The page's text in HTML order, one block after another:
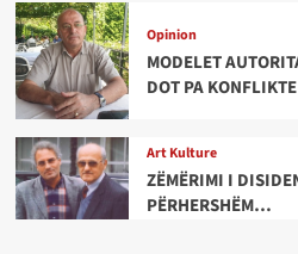
Opinion
MODELET
DOT PA KONFLIKTE
Art Kulture
ZËMËRIMI I
PËRHERSHËM…